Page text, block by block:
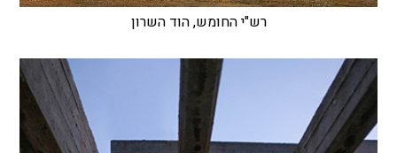
רש"י החומש, הוד השרון